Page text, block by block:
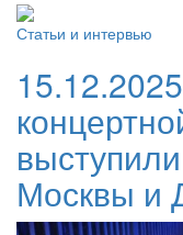
Статьи и интервью
Москвы и